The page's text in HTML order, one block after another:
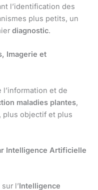
l’identification des
plus petits, un
diagnostic.
Imagerie et
l’information et de
maladies plantes,
plus objectif et plus
Intelligence Artificielle
l’Intelligence